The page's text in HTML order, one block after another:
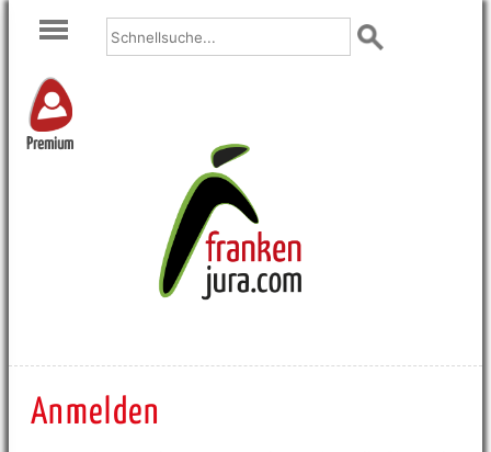
Premium
Anmelden